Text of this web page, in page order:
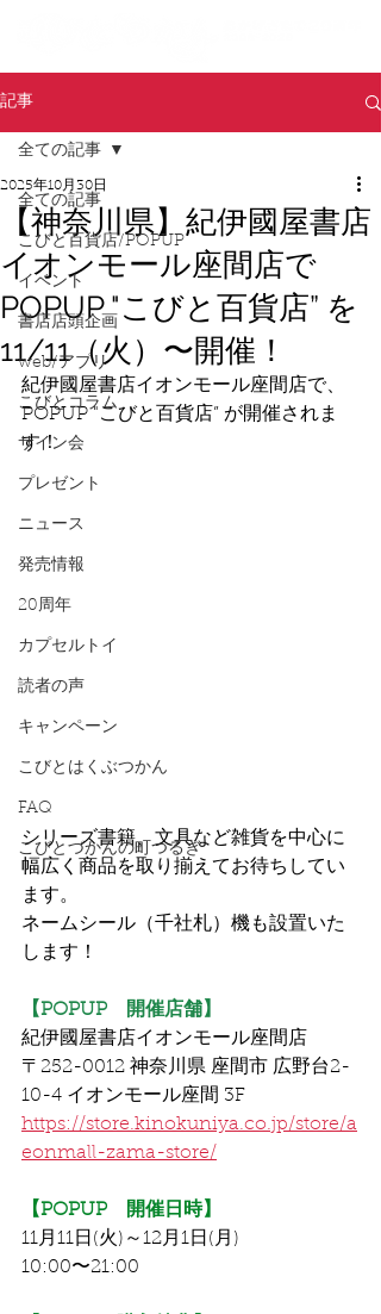
記事
全ての記事
こびと百貨店/POPUP
イベント
書店店頭企画
web/アプリ
こびとコラム
サイン会
プレゼント
ニュース
発売情報
20周年
カプセルトイ
読者の声
キャンペーン
こびとはくぶつかん
FAQ
こびとづかんの町つるぎ
全ての記事
【神奈川県】紀伊國屋書店
イオンモール座間店で
POPUP "こびと百貨店” を
11/11（火）〜開催！
2025年10月30日
紀伊國屋書店イオンモール座間店で、
POPUP "こびと百貨店” が開催されま
す！
シリーズ書籍、文具など雑貨を中心に
幅広く商品を取り揃えてお待ちしてい
ます。
ネームシール（千社札）機も設置いた
します！
【POPUP　開催店舗】
紀伊國屋書店イオンモール座間店
〒252-0012 神奈川県 座間市 広野台2-
10-4 イオンモール座間 3F
https://store.kinokuniya.co.jp/store/a
eonmall-zama-store/
【POPUP　開催日時】
11月11日(火)～12月1日(月)
10:00〜21:00